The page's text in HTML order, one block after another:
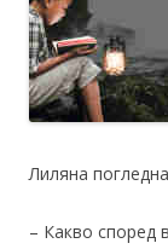
Лиляна
– Какво според